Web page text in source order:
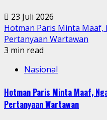
23 Juli 2026
Hotman Paris Minta
Pertanyaan Wartawan
3 min read
Nasional
Hotman Paris Minta Maaf,
Pertanyaan Wartawan